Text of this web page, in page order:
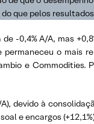
que pelos
-0,4% A/A, mas
o mais
e Commodities.
devido à
e encargos